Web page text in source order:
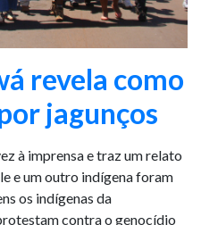
revela como
jagunços
à imprensa e traz um relato
e um outro indígena foram
os indígenas da
contra o genocídio